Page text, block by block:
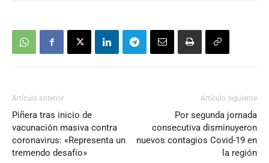
Artículo anterior
Piñera tras inicio de
vacunación masiva contra
coronavirus: «Representa un
tremendo desafío»
Artículo siguiente
Por segunda jornada
consecutiva disminuyeron
nuevos contagios Covid-19 en
la región